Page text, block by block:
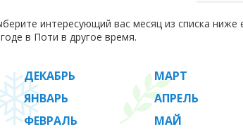
интересующий вас месяц из списка
в Поти в другое время.
ДЕКАБРЬ
ЯНВАРЬ
ФЕВРАЛЬ
МАРТ
АПРЕЛЬ
МАЙ